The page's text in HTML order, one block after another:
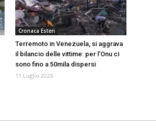
Cronaca Esteri
Terremoto in Venezuela, si aggrava
il bilancio delle vittime: per l’Onu ci
sono fino a 50mila dispersi
11 Luglio 2026